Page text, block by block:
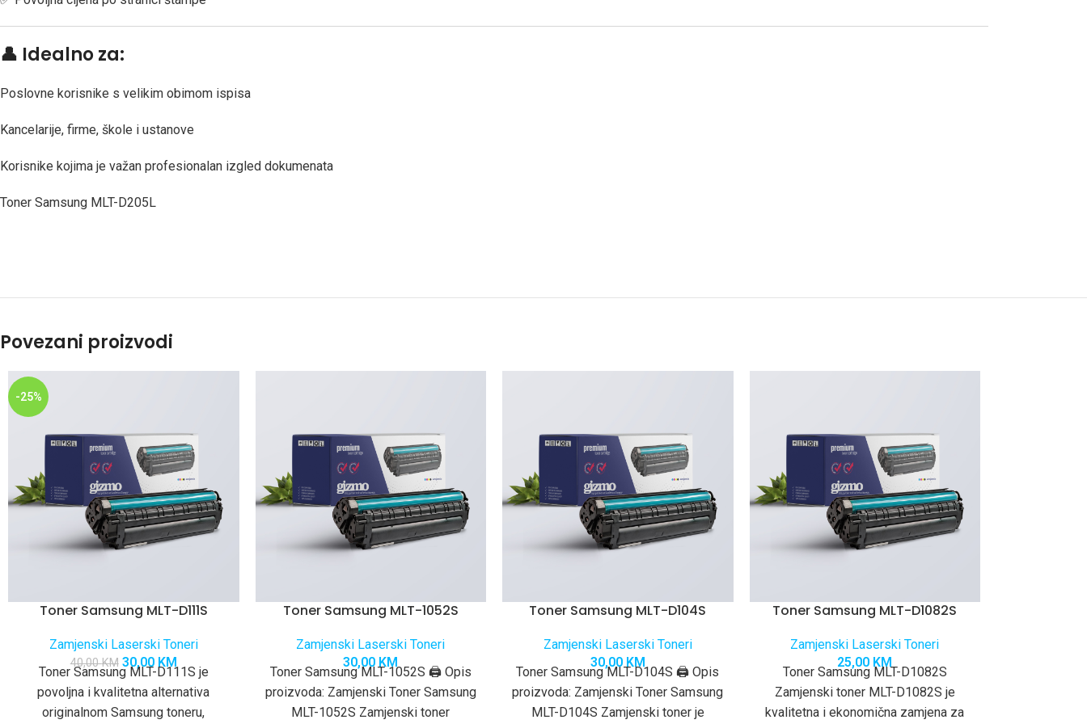
👤 Idealno za:
Poslovne korisnike s velikim obimom ispisa
Kancelarije, firme, škole i ustanove
Korisnike kojima je važan profesionalan izgled dokumenata
Toner Samsung MLT-D205L
Povezani proizvodi
-25%
Toner Samsung MLT-D111S
Zamjenski Laserski Toneri
40,00KM 30,00 KM
Toner Samsung MLT-D111S je
povoljna i kvalitetna alternativa
originalnom Samsung toneru,
Toner Samsung MLT-1052S
Zamjenski Laserski Toneri
30,00 KM
Toner Samsung MLT-1052S 🖨️ Opis
proizvoda: Zamjenski Toner Samsung
MLT-1052S Zamjenski toner
Toner Samsung MLT-D104S
Zamjenski Laserski Toneri
30,00 KM
Toner Samsung MLT-D104S 🖨️ Opis
proizvoda: Zamjenski Toner Samsung
MLT-D104S Zamjenski toner je
Toner Samsung MLT-D1082S
Zamjenski Laserski Toneri
25,00 KM
Toner Samsung MLT-D1082S
Zamjenski toner MLT-D1082S je
kvalitetna i ekonomična zamjena za